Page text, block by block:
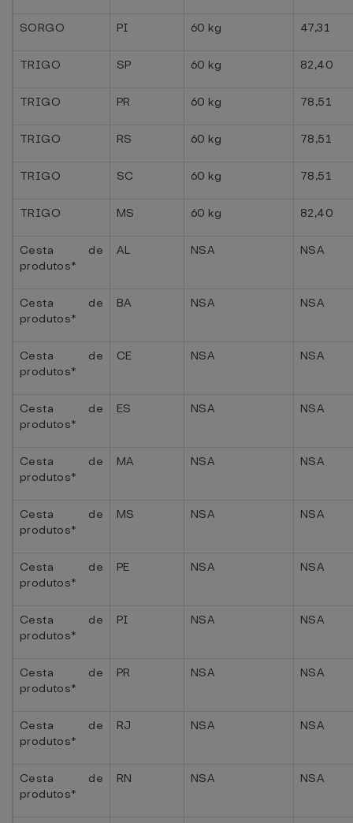
SORGO PI 60 kg 47,31
TRIGO SP 60 kg 82,40
TRIGO PR 60 kg 78,51
TRIGO RS 60 kg 78,51
TRIGO SC 60 kg 78,51
TRIGO MS 60 kg 82,40
Cesta de
produtos*
AL NSA NSA
Cesta de
produtos*
BA NSA NSA
Cesta de
produtos*
CE NSA NSA
Cesta de
produtos*
ES NSA NSA
Cesta de
produtos*
MA NSA NSA
Cesta de
produtos*
MS NSA NSA
Cesta de
produtos*
PE NSA NSA
Cesta de
produtos*
PI NSA NSA
Cesta de
produtos*
PR NSA NSA
Cesta de
produtos*
RJ NSA NSA
Cesta de
produtos*
RN NSA NSA